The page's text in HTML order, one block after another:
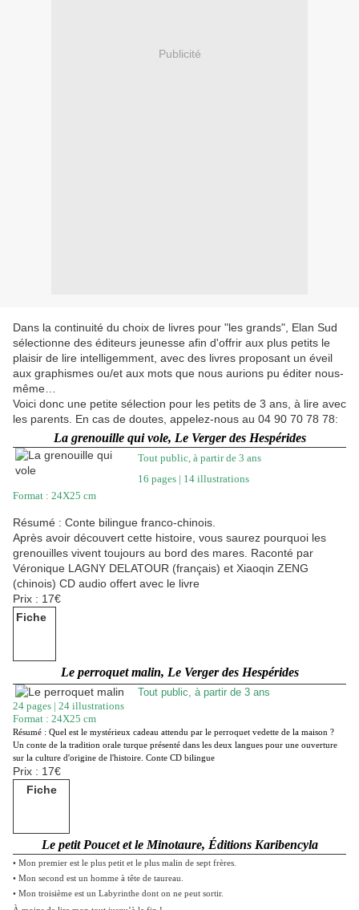
Publicité
Dans la continuité du choix de livres pour "les grands", Elan Sud
sélectionne des éditeurs jeunesse afin d'offrir aux plus petits le
plaisir de lire intelligemment, avec des livres proposant un éveil
aux graphismes ou/et aux mots que nous aurions pu éditer nous-
même…
Voici donc une petite sélection pour les petits de 3 ans, à lire avec
les parents. En cas de doutes, appelez-nous au 04 90 70 78 78:
La grenouille qui vole, Le Verger des Hespérides
Tout public, à partir de 3 ans
16 pages | 14 illustrations
Format : 24X25 cm
Résumé : Conte bilingue franco-chinois.
Après avoir découvert cette histoire, vous saurez pourquoi les
grenouilles vivent toujours au bord des mares. Raconté par
Véronique LAGNY DELATOUR (français) et Xiaoqin ZENG
(chinois) CD audio offert avec le livre
Prix : 17€
Fiche
Le perroquet malin, Le Verger des Hespérides
Tout public, à partir de 3 ans
24 pages | 24 illustrations
Format : 24X25 cm
Résumé : Quel est le mystérieux cadeau attendu par le perroquet vedette de la maison ?
Un conte de la tradition orale turque présenté dans les deux langues pour une ouverture
sur la culture d'origine de l'histoire. Conte CD bilingue
Prix : 17€
Fiche
Le petit Poucet et le Minotaure, Éditions Karibencyla
• Mon premier est le plus petit et le plus malin de sept frères.
• Mon second est un homme à tête de taureau.
• Mon troisième est un Labyrinthe dont on ne peut sortir.